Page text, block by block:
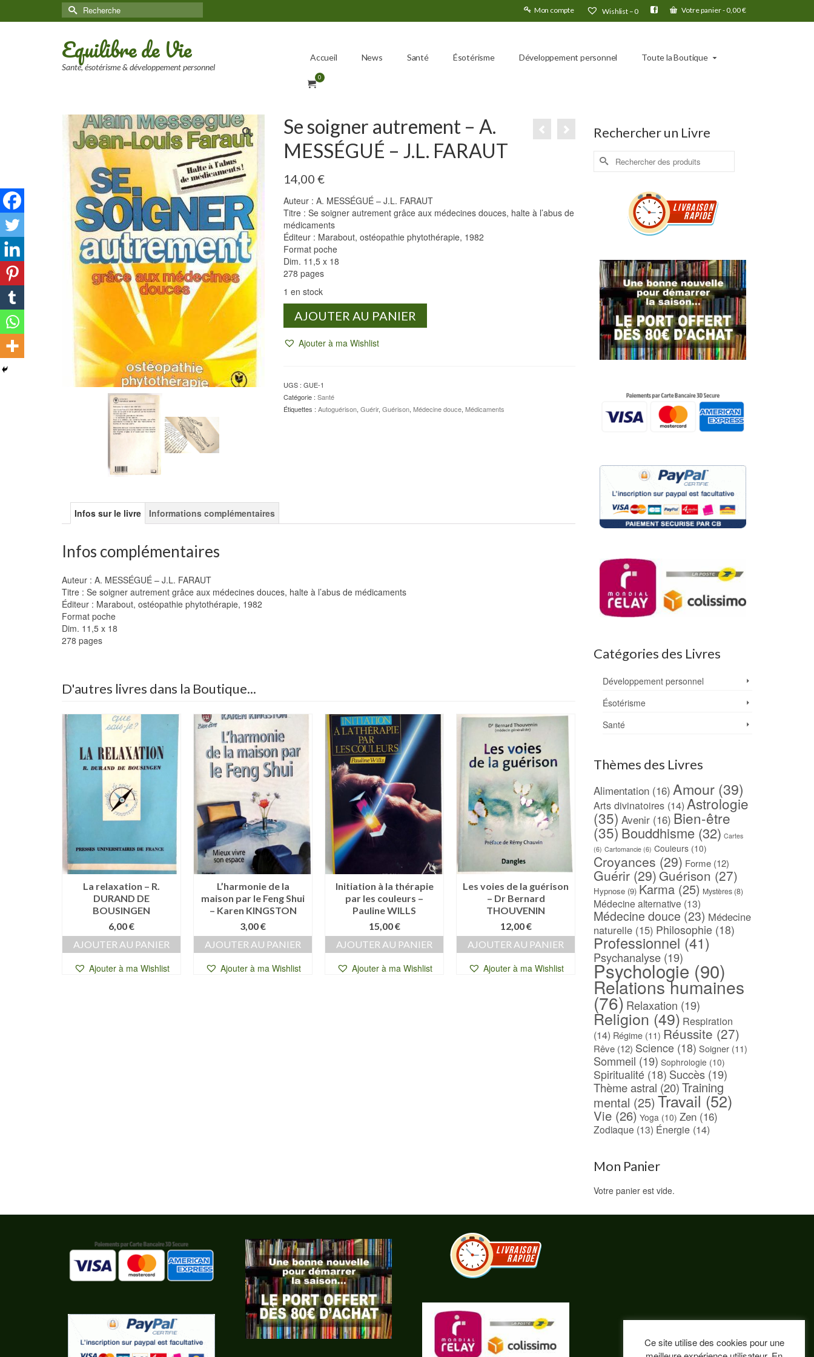
Mon compte Wishlist –0 Votre panier-0,00€
Rechercher :
Equilibre de Vie
Santé, ésotérisme & développement personnel
Accueil News Santé Ésotérisme Développement personnel Toute la Boutique
0
Se soigner autrement – A.
MESSÉGUÉ – J.L. FARAUT
14,00 €
Auteur : A. MESSÉGUÉ – J.L. FARAUT
Titre : Se soigner autrement grâce aux médecines douces, halte à l’abus de
médicaments
Éditeur : Marabout, ostéopathie phytothérapie, 1982
Format poche
Dim. 11,5 x 18
278 pages
1 en stock
soigner
A.
MESSÉGUÉ
-
AJOUTER AU PANIER
Ajouter à ma Wishlist
UGS : GUE-1
Catégorie : Santé
Étiquettes : Autoguérison, Guérir, Guérison, Médecine douce, Médicaments
Infos sur le livre Informations complémentaires
Infos complémentaires
Auteur : A. MESSÉGUÉ – J.L. FARAUT
Titre : Se soigner autrement grâce aux médecines douces, halte à l’abus de médicaments
Éditeur : Marabout, ostéopathie phytothérapie, 1982
Format poche
Dim. 11,5 x 18
278 pages
D'autres livres dans la Boutique...
La relaxation – R.
DURAND DE
BOUSINGEN
6,00€
AJOUTER AU PANIER
Ajouter à ma Wishlist
L’harmonie de la
maison par le Feng Shui
– Karen KINGSTON
3,00€
AJOUTER AU PANIER
Ajouter à ma Wishlist
Initiation à la thérapie
par les couleurs –
Pauline WILLS
15,00€
AJOUTER AU PANIER
Ajouter à ma Wishlist
Les voies de la guérison
– Dr Bernard
THOUVENIN
12,00€
AJOUTER AU PANIER
Ajouter à ma Wishlist
Vivre mieux et guérir
par les couleurs [
Poche] – Andrée
SCHLEMMER
14,00€
AJOUTER AU PANIER
Ajouter à ma Wishlist
Le training
AJOUTER AU
Rechercher un Livre
Rechercher :
Catégories des Livres
Développement personnel
Ésotérisme
Santé
Thèmes des Livres
Alimentation(16) Amour(39)
Arts divinatoires(14) Astrologie
(35) Avenir(16) Bien-être
(35) Bouddhisme(32) Cartes
(6) Cartomancie(6) Couleurs(10)
Croyances (29) Forme(12)
Guérir(29) Guérison (27)
Hypnose(9) Karma(25) Mystères(8)
Médecine alternative (13)
Médecine douce (23) Médecine
naturelle(15) Philosophie (18)
Professionnel (41)
Psychanalyse(19)
Psychologie (90)
Relations humaines
(76) Relaxation (19)
Religion (49) Respiration
(14) Régime(11) Réussite (27)
Rêve(12) Science (18) Soigner(11)
Sommeil (19) Sophrologie (10)
Spiritualité (18) Succès(19)
Thème astral (20)Training
mental (25) Travail (52)
Vie(26) Yoga (10) Zen(16)
Zodiaque (13) Énergie(14)
Mon Panier
Votre panier est vide.
Ce site utilise des cookies pour une